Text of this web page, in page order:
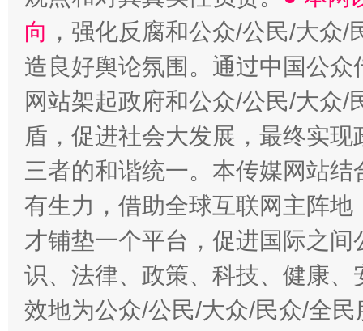
向 ，强化反腐和公众/公民/大众
造良好舆论氛围。通过中国公
网站架起政府和公众/公民/大众
盾，促进社会大发展，最终实
三者的和谐统一。本传媒网站
有生力，借助全球互联网主阵
才铺垫一个平台，促进国际之
识、法律、政策、科技、健康
效地为公众/公民/大众/民众/全